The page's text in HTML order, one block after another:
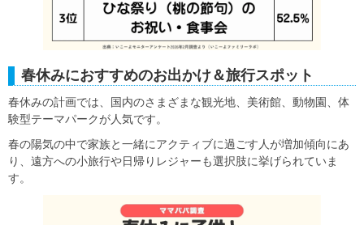
春休みにおすすめのお出かけ＆旅行スポット
春休みの計画では、国内のさまざまな観光地、美術館、動物園、体
験型テーマパークが人気です。
春の陽気の中で家族と一緒にアクティブに過ごす人が増加傾向にあ
り、遠方への小旅行や日帰りレジャーも選択肢に挙げられていま
す。